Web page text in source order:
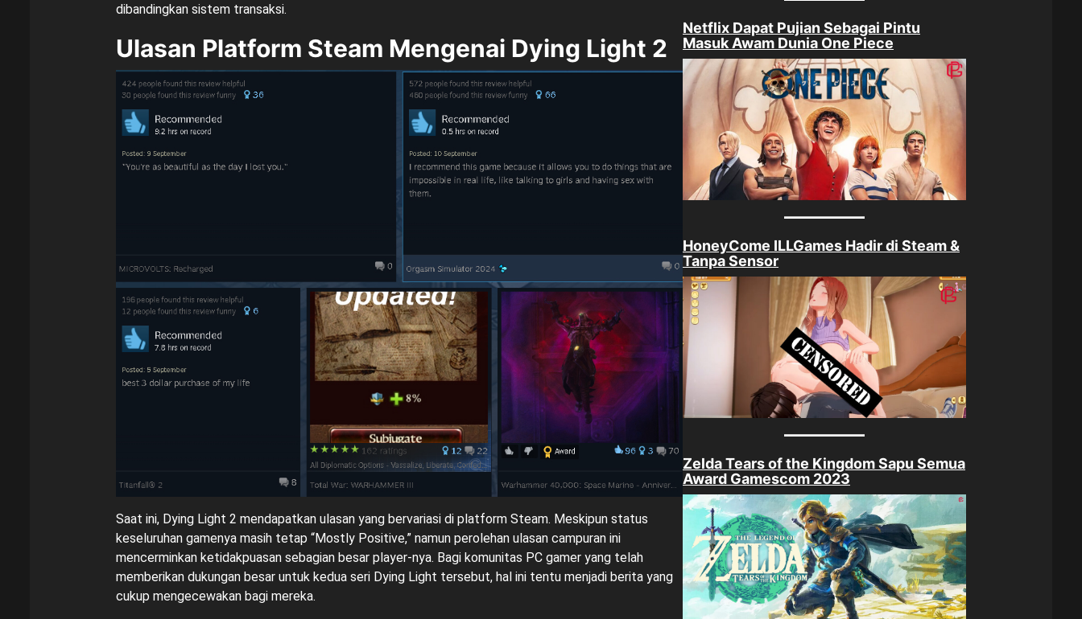
dibandingkan sistem transaksi.
Ulasan Platform Steam Mengenai Dying Light 2
Saat ini, Dying Light 2 mendapatkan ulasan yang bervariasi di platform Steam. Meskipun status
keseluruhan gamenya masih tetap “Mostly Positive,” namun perolehan ulasan campuran ini
mencerminkan ketidakpuasan sebagian besar player-nya. Bagi komunitas PC gamer yang telah
memberikan dukungan besar untuk kedua seri Dying Light tersebut, hal ini tentu menjadi berita yang
cukup mengecewakan bagi mereka.
Netflix Dapat Pujian Sebagai Pintu
Masuk Awam Dunia One Piece
HoneyCome ILLGames Hadir di Steam &
Tanpa Sensor
Zelda Tears of the Kingdom Sapu Semua
Award Gamescom 2023